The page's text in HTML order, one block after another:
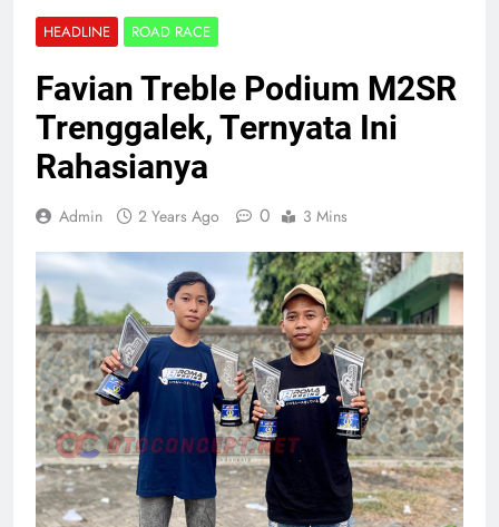
HEADLINE ROAD RACE
Favian Treble Podium M2SR
Trenggalek, Ternyata Ini
Rahasianya
Admin 2 Years Ago 0 3 Mins